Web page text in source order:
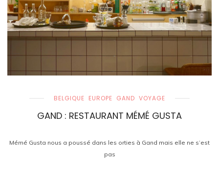
BELGIQUE EUROPE GAND VOYAGE
GAND : RESTAURANT MÉMÉ GUSTA
Mémé Gusta nous a poussé dans les orties à Gand mais elle ne s’est
pas